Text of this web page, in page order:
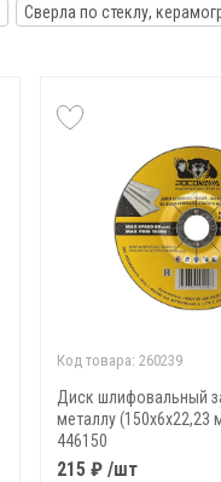
Сверла по стеклу,
Код товара: 260239
Диск шлифовальный
металлу (150х6х22,23
446150
215 ₽ /шт